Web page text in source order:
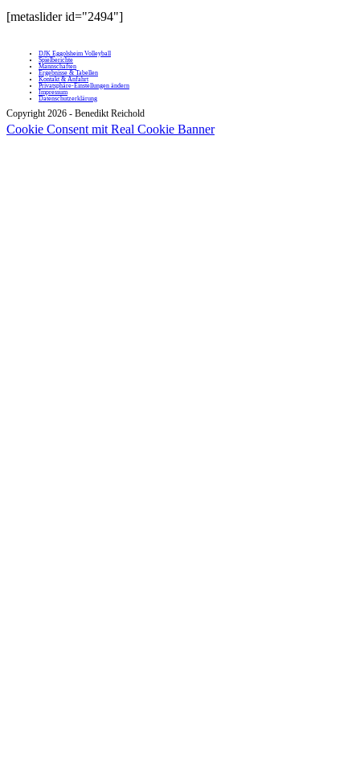
[metaslider id="2494"]
DJK Eggolsheim Volleyball
Spielberichte
Mannschaften
Ergebnisse & Tabellen
Kontakt & Anfahrt
Privatsphäre-Einstellungen ändern
Impressum
Datenschutzerklärung
Copyright 2026 - Benedikt Reichold
Cookie Consent mit Real Cookie Banner